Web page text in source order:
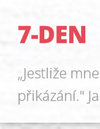
7-DEN
„Jestliže
přikázání."